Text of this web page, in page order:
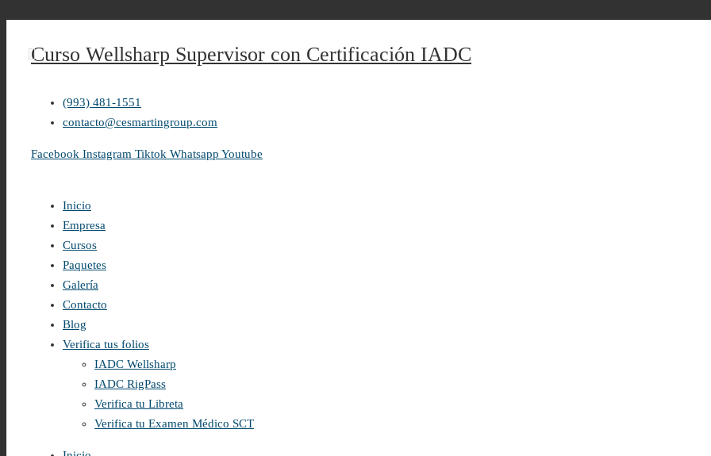
04/09/2023 Sin categoría
Curso Wellsharp Supervisor con Certificación IADC
(993) 481-1551
contacto@cesmartingroup.com
Facebook Instagram Tiktok Whatsapp Youtube
Inicio
Empresa
Cursos
Paquetes
Galería
Contacto
Blog
Verifica tus folios
IADC Wellsharp
IADC RigPass
Verifica tu Libreta
Verifica tu Examen Médico SCT